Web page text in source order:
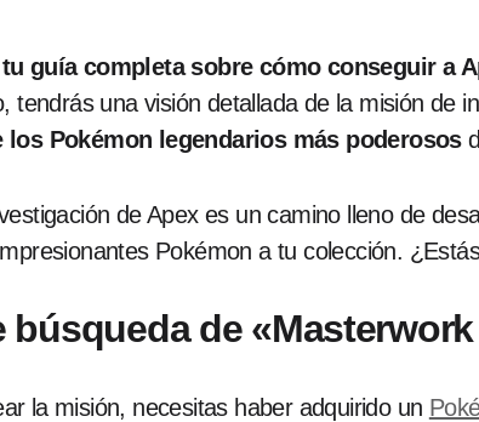
tu guía completa sobre cómo conseguir a
tendrás una visión detallada de la misión de
los Pokémon legendarios más poderosos
de Apex es un camino lleno de
Pokémon a tu colección.
búsqueda de
la misión, necesitas haber adquirido un